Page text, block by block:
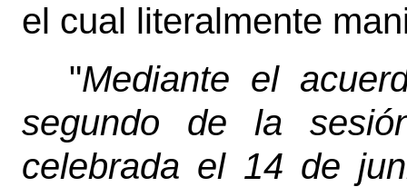
el cual literalmente
"Mediante el
segundo de la
celebrada el 14 de